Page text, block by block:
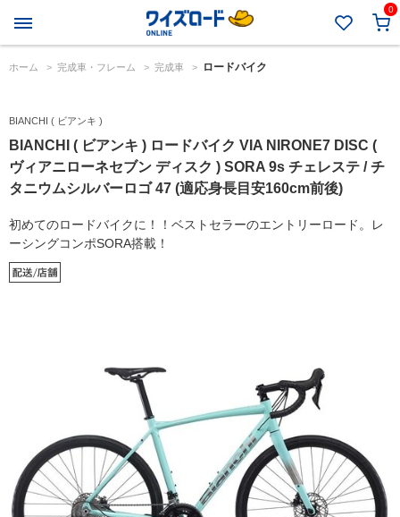
0
ホーム > 完成車・フレーム > 完成車 > ロードバイク
BIANCHI ( ビアンキ )
BIANCHI ( ビアンキ ) ロードバイク VIA NIRONE7 DISC (
ヴィアニローネセブン ディスク ) SORA 9s チェレステ / チ
タニウムシルバーロゴ 47 (適応身長目安160cm前後)
初めてのロードバイクに！！ベストセラーのエントリーロード。レ
ーシングコンポSORA搭載！